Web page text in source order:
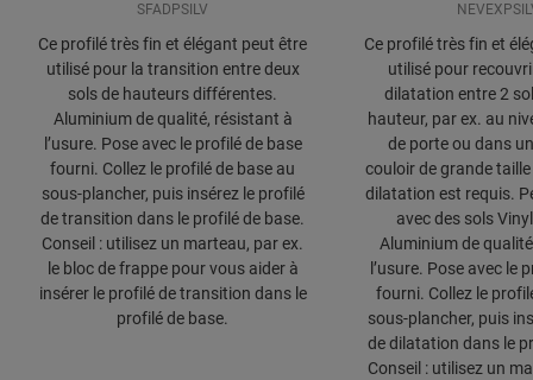
SFADPSILV
Ce profilé très fin et élégant peut être
utilisé pour la transition entre deux
sols de hauteurs différentes.
Aluminium de qualité, résistant à
l’usure. Pose avec le profilé de base
fourni. Collez le profilé de base au
sous-plancher, puis insérez le profilé
de transition dans le profilé de base.
Conseil : utilisez un marteau, par ex.
le bloc de frappe pour vous aider à
insérer le profilé de transition dans le
profilé de base.
Ce profilé très fin et
utilisé pour
dilatation entre 2
hauteur, par ex. au
de porte ou dans
couloir de grande
dilatation est requis.
avec des sols
Aluminium de
l’usure. Pose avec le
fourni. Collez le
sous-plancher, puis
de dilatation dans le
Conseil : utilisez un